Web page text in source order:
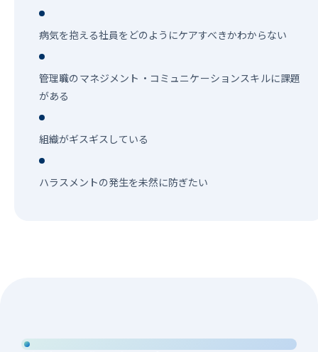
病気を抱える社員をどのようにケアすべきかわからない
管理職のマネジメント・コミュニケーションスキルに課題
がある
組織がギスギスしている
ハラスメントの発生を未然に防ぎたい